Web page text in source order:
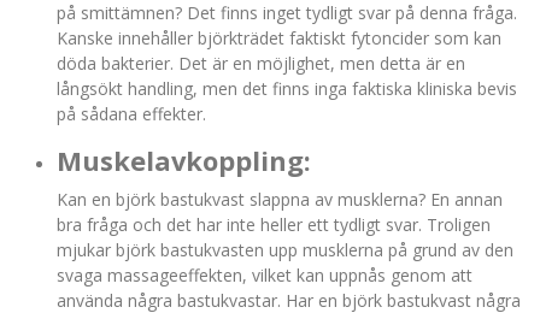
på smittämnen? Det finns inget tydligt svar på denna fråga.
Kanske innehåller björkträdet faktiskt fytoncider som kan
döda bakterier. Det är en möjlighet, men detta är en
långsökt handling, men det finns inga faktiska kliniska bevis
på sådana effekter.
Muskelavkoppling:
Kan en björk bastukvast slappna av musklerna? En annan
bra fråga och det har inte heller ett tydligt svar. Troligen
mjukar björk bastukvasten upp musklerna på grund av den
svaga massageeffekten, vilket kan uppnås genom att
använda några bastukvastar. Har en björk bastukvast några